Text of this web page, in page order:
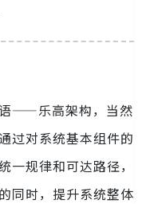
——乐高架构，当然
过对系统基本组件的
一规律和可达路径，
同时，提升系统整体